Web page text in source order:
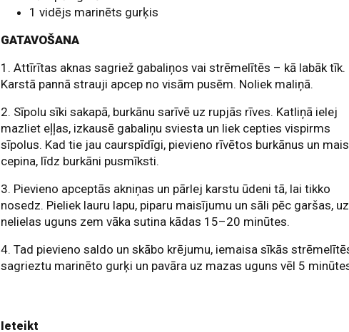
1 vidējs marinēts gurķis
GATAVOŠANA
1. Attīrītas aknas sagriež gabaliņos vai strēmelītēs – kā labāk tīk.
Karstā pannā strauji apcep no visām pusēm. Noliek maliņā.
2. Sīpolu sīki sakapā, burkānu sarīvē uz rupjās rīves. Katliņā ielej
mazliet eļļas, izkausē gabaliņu sviesta un liek cepties vispirms
sīpolus. Kad tie jau caurspīdīgi, pievieno rīvētos burkānus un
cepina, līdz burkāni pusmīksti.
3. Pievieno apceptās akniņas un pārlej karstu ūdeni tā, lai tikko
nosedz. Pieliek lauru lapu, piparu maisījumu un sāli pēc garšas, uz
nelielas uguns zem vāka sutina kādas 15–20 minūtes.
4. Tad pievieno saldo un skābo krējumu, iemaisa sīkās
sagrieztu marinēto gurķi un pavāra uz mazas uguns vēl 5
Ieteikt